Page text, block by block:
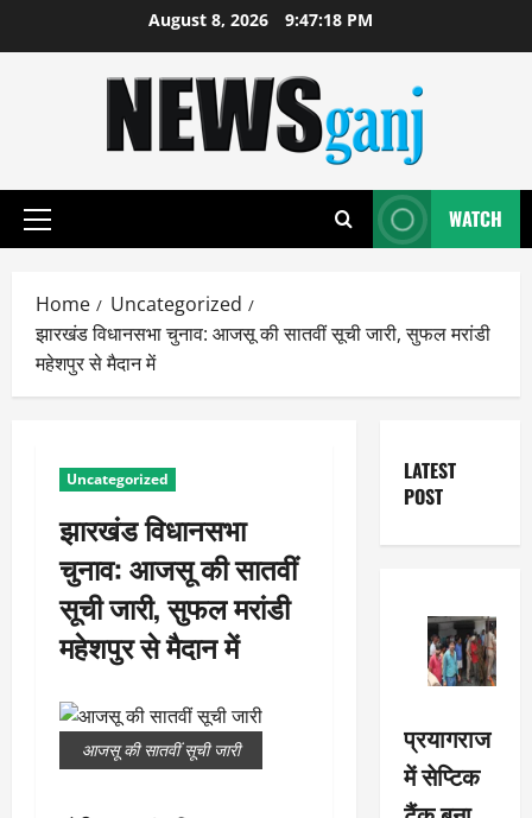
August 8, 2026 9:47:19 PM
Primary
WATCH
Home
Uncategorized
झारखंड विधानसभा चुनाव: आजसू की सातवीं सूची जारी, सुफल मरांडी
महेशपुर से मैदान में
Uncategorized
झारखंड विधानसभा
चुनाव: आजसू की सातवीं
सूची जारी, सुफल मरांडी
महेशपुर से मैदान में
आजसू की सातवीं सूची जारी
LATEST
POST
प्रयागराज
में सेप्टिक